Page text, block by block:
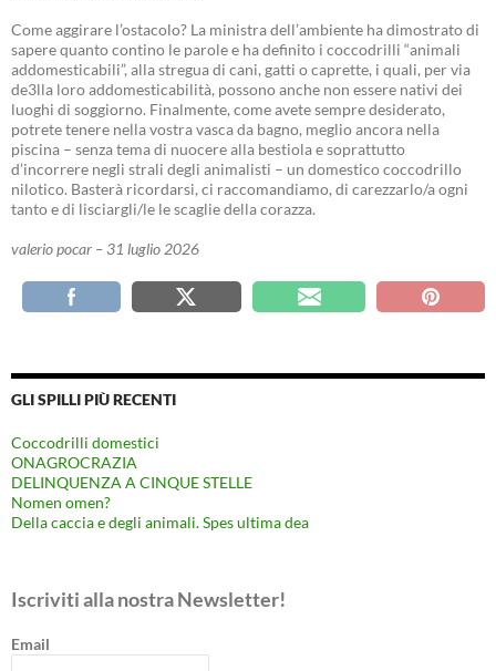
Come aggirare l’ostacolo? La ministra dell’ambiente ha dimostrato di
sapere quanto contino le parole e ha definito i coccodrilli “animali
addomesticabili”, alla stregua di cani, gatti o caprette, i quali, per via
de3lla loro addomesticabilità, possono anche non essere nativi dei
luoghi di soggiorno. Finalmente, come avete sempre desiderato,
potrete tenere nella vostra vasca da bagno, meglio ancora nella
piscina – senza tema di nuocere alla bestiola e soprattutto
d’incorrere negli strali degli animalisti – un domestico coccodrillo
nilotico. Basterà ricordarsi, ci raccomandiamo, di carezzarlo/a ogni
tanto e di lisciargli/le le scaglie della corazza.
valerio pocar – 31 luglio 2026
GLI SPILLI PIÙ RECENTI
Coccodrilli domestici
ONAGROCRAZIA
DELINQUENZA A CINQUE STELLE
Nomen omen?
Della caccia e degli animali. Spes ultima dea
Iscriviti alla nostra Newsletter!
Email